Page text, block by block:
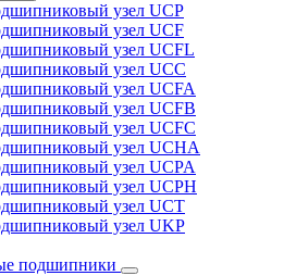
узел UCP
узел UCF
узел UCFL
узел UCC
узел UCFA
узел UCFB
узел UCFC
узел UCHA
узел UCPA
узел UCPH
узел UCT
узел UKP
подшипники